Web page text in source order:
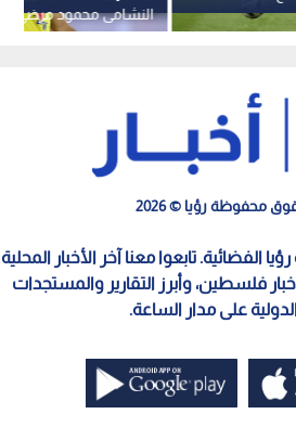
النشامى محمود مرضي
محفوظة رؤيا © 2026
الفضائية. تابعوا معنا آخر الأخبار المحلية
فلسطين، وأبرز التقارير والمستجدات
على مدار الساعة.